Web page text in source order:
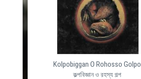
Kolpobiggan O Rohosso Golpo
কল্পবিজ্ঞান ও রহস্য গল্প